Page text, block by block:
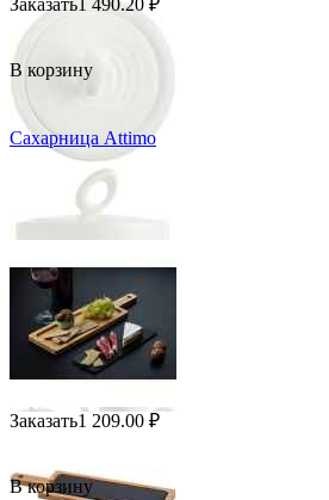
Заказать 1 490.20 ₽
В корзину
Сахарница Attimo
Заказать1 209.00 ₽
В корзину